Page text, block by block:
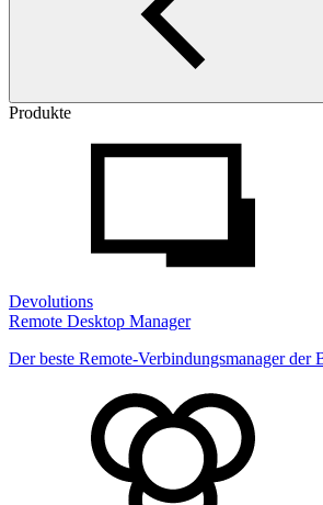
Produkte
Devolutions
Remote Desktop Manager
Der beste Remote-Verbindungsmanager der